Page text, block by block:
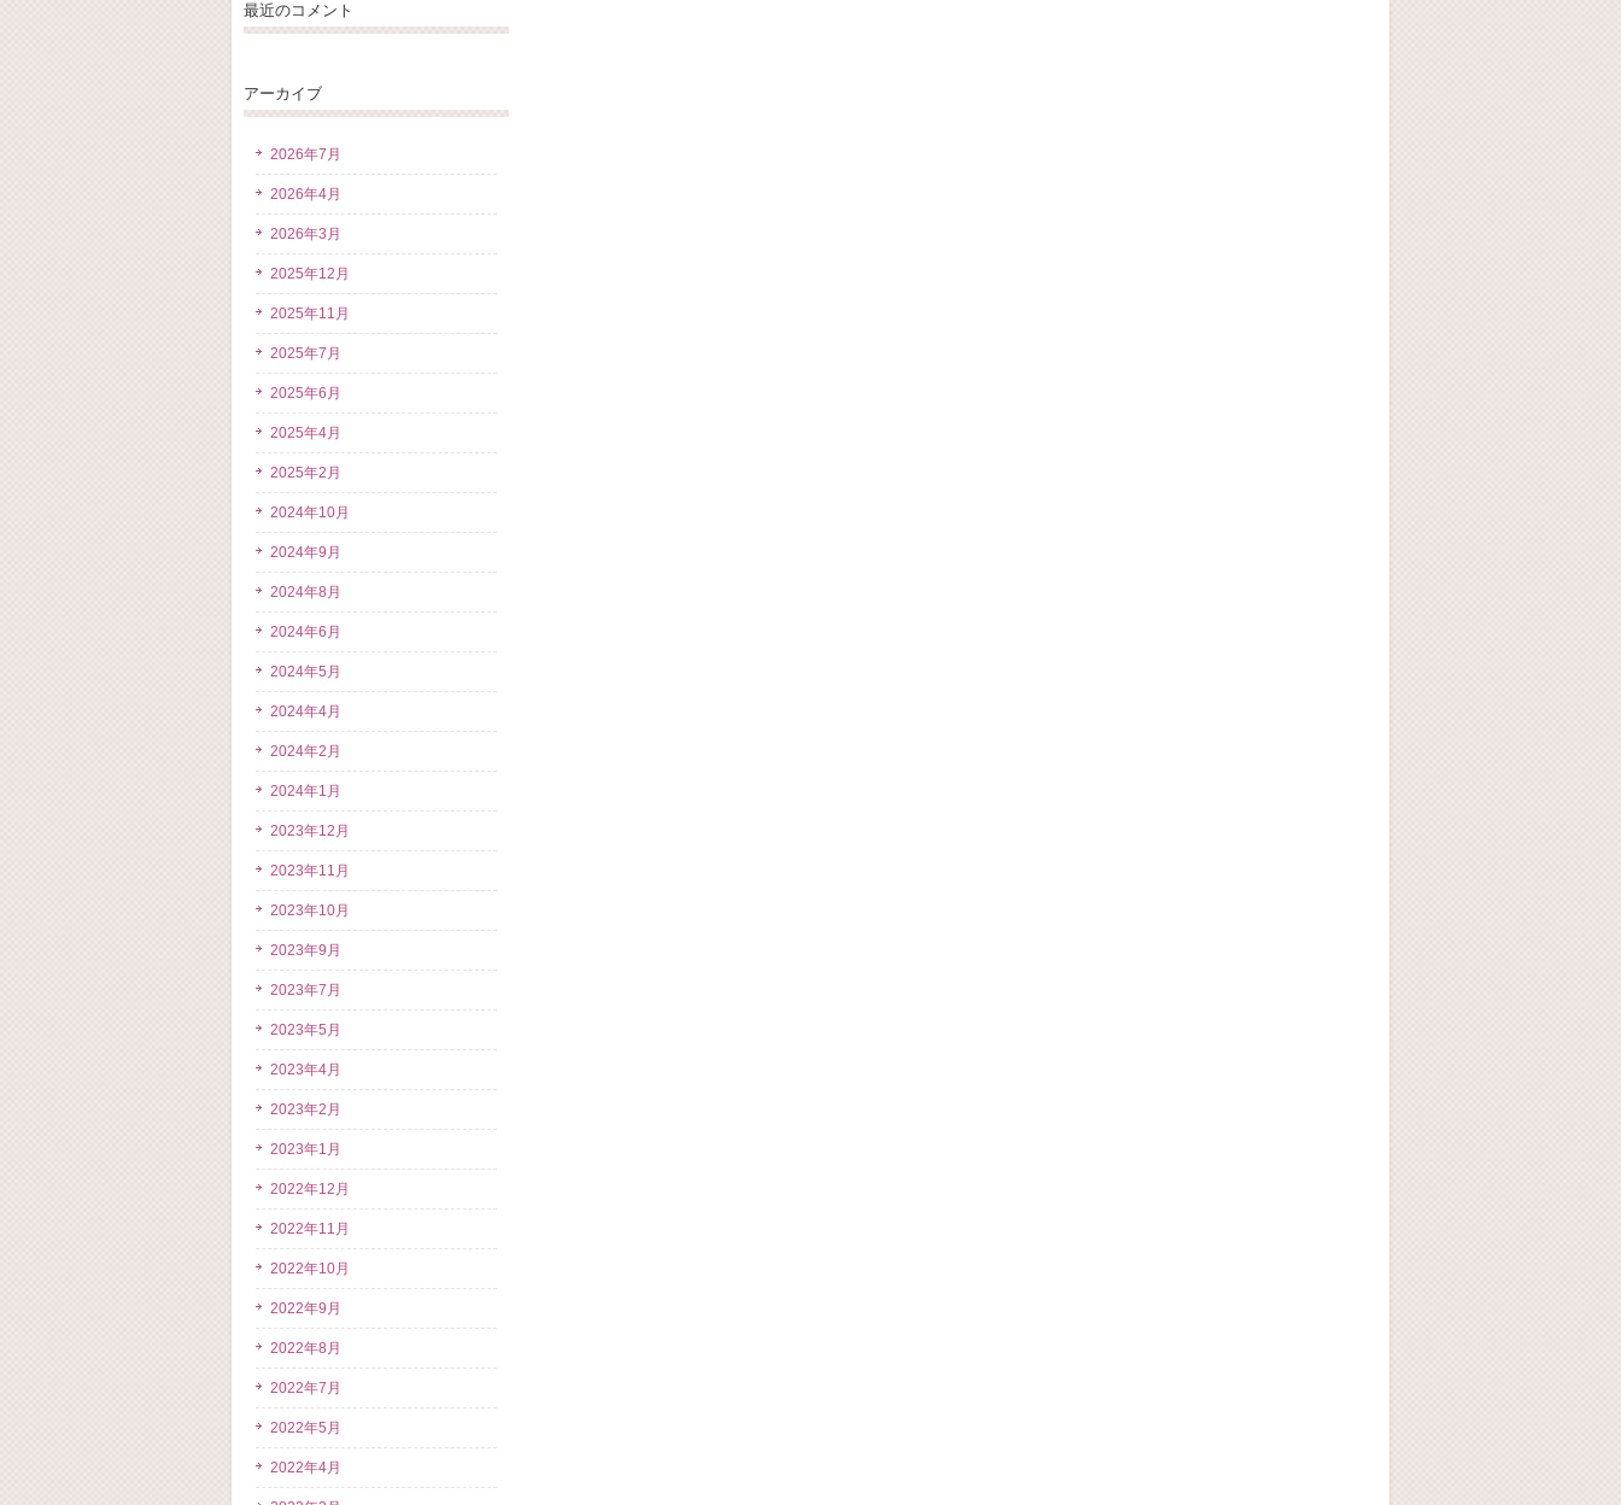
最近のコメント
アーカイブ
2026年7月
2026年4月
2026年3月
2025年12月
2025年11月
2025年7月
2025年6月
2025年4月
2025年2月
2024年10月
2024年9月
2024年8月
2024年6月
2024年5月
2024年4月
2024年2月
2024年1月
2023年12月
2023年11月
2023年10月
2023年9月
2023年7月
2023年5月
2023年4月
2023年2月
2023年1月
2022年12月
2022年11月
2022年10月
2022年9月
2022年8月
2022年7月
2022年5月
2022年4月